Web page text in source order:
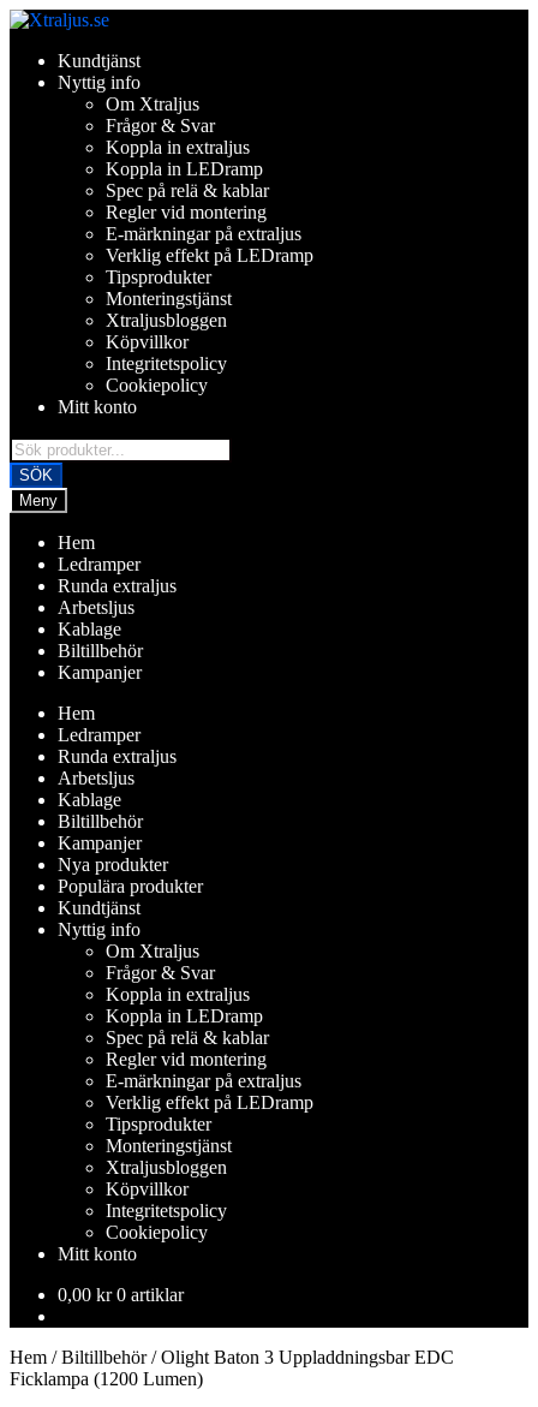
Hoppa
navigering
Hoppa
innehållKundtjänst
Nyttig info
Om Xtraljus
Frågor & Svar
Koppla in extraljus
Koppla in LEDramp
Spec på relä & kablar
Regler vid montering
E-märkningar på extraljus
Verklig effekt på LEDramp
Tipsprodukter
Monteringstjänst
Xtraljusbloggen
Köpvillkor
Integritetspolicy
Cookiepolicy
Mitt konto
Products
search
SÖK
Meny
Hem
Ledramper
Runda extraljus
Arbetsljus
Kablage
Biltillbehör
Kampanjer
Hem
Ledramper
Runda extraljus
Arbetsljus
Kablage
Biltillbehör
Kampanjer
Nya produkter
Populära produkter
Kundtjänst
Nyttig info
Om Xtraljus
Frågor & Svar
Koppla in extraljus
Koppla in LEDramp
Spec på relä & kablar
Regler vid montering
E-märkningar på extraljus
Verklig effekt på LEDramp
Tipsprodukter
Monteringstjänst
Xtraljusbloggen
Köpvillkor
Integritetspolicy
Cookiepolicy
Mitt konto
0,00 kr 0 artiklar
Hem /Biltillbehör/Olight Baton 3 Uppladdningsbar EDC
Ficklampa (1200 Lumen)